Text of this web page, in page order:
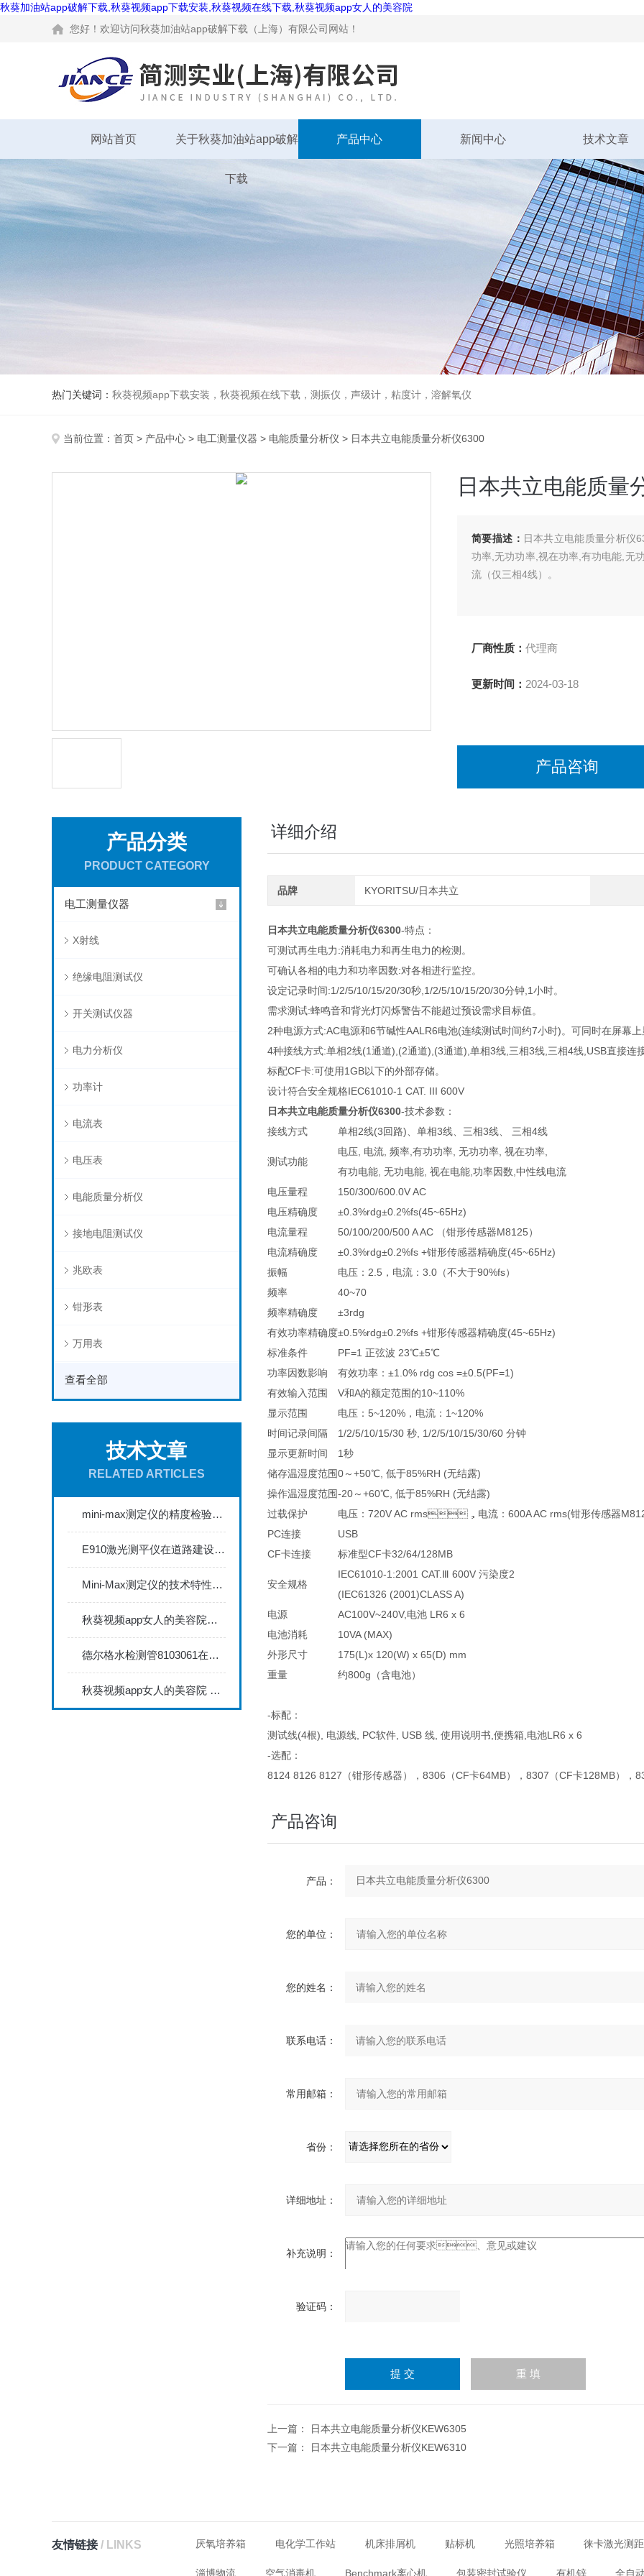
秋葵加油站app破解下载,秋葵视频app下载安装,秋葵视频在线下载,秋葵视频app女人的美容院
您好！欢迎访问秋葵加油站app破解下载（上海）有限公司网站！
网站首页 关于秋葵加油站app破解
下载
产品中心 新闻中心 技术文章
热门关键词： 秋葵视频app下载安装，秋葵视频在线下载，测振仪，声级计，粘度计，溶解氧仪
当前位置： 首页 > 产品中心 > 电工测量仪器 > 电能质量分析仪 > 日本共立电能质量分析仪6300
日本共立电能质量
简要描述： 日本共立电能质量分析仪
功率,无功功率,视在功率,有功电能,无
流（仅三相4线）。
厂商性质： 代理商
更新时间： 2024-03-18
产品咨询
产品分类
PRODUCT CATEGORY
电工测量仪器
X射线
绝缘电阻测试仪
开关测试仪器
电力分析仪
功率计
电流表
电压表
电能质量分析仪
接地电阻测试仪
兆欧表
钳形表
万用表
查看全部
技术文章
RELATED ARTICLES
mini-max测定仪的精度检验与校准方法探讨
E910激光测平仪在道路建设中的关键作用
Mini-Max测定仪的技术特性与典型应用场景深度解读
秋葵视频app女人的美容院秋葵视频app下载安装735FN1.5正确的校准步骤
德尔格水检测管8103061在压缩空气质量检测中的应用
秋葵视频app女人的美容院 minitest2500配N02探头如何两点校准？
详细介绍
品牌 KYORITSU/日本共立
日本共立电能质量分析仪6300-特点：
可测试再生电力:消耗电力和再生电力的检测。
可确认各相的电力和功率因数:对各相进行监控。
设定记录时间:1/2/5/10/15/20/30秒 ,1/2/5/10/15/20/30分钟 ,1小时。
需求测试:蜂鸣音和背光灯闪烁警告不能超过预设需求目标值。
2种电源方式:AC电源和6节碱性AALR6电池(连续测试时间约7小时)。可同时在屏幕
4种接线方式:单相2线(1通道),(2通道),(3通道), 单相3线 三相3线 三相4线 ,USB直接连接
标配CF卡:可使用1GB以下的外部存储。
设计符合安全规格IEC61010-1 CAT. III 600V
日本共立电能质量分析仪6300-技术参数：
接线方式
单相2线(3回路)、单相3线、三相3线、 三相4线
测试功能
电压, 电流, 频率,有功功率, 无功功率, 视在功率,
有功电能, 无功电能, 视在电能,功率因数,中性线电流
电压量程
150/300/600.0V AC
电压精确度
±0.3%rdg±0.2%fs(45~65Hz)
电流量程
50/100/200/500 A AC （钳形传感器M8125）
电流精确度
±0.3%rdg±0.2%fs +钳形传感器精确度(45~65Hz)
振幅
电压：2.5，电流：3.0（不大于90%fs）
频率
40~70
频率精确度
±3rdg
有效功率精确度±0.5%rdg±0.2%fs +钳形传感器精确度(45~65Hz)
标准条件
PF=1 正弦波 23℃±5℃
功率因数影响
有效功率：±1.0% rdg cos =±0.5(PF=1)
有效输入范围
V和A的额定范围的10~110%
显示范围
电压：5~120%，电流：1~120%
时间记录间隔
1/2/5/10/15/30 秒, 1/2/5/10/15/30/60 分钟
显示更新时间
1秒
储存温湿度范围0～+50℃, 低于85%RH (无结露)
操作温湿度范围-20～+60℃, 低于85%RH (无结露)
过载保护
电压：720V AC rms，电流：600A AC rms(钳形传感器
PC连接
USB
CF卡连接
标准型CF卡32/64/128MB
安全规格
IEC61010-1:2001 CAT.Ⅲ 600V 污染度2
(IEC61326 (2001)CLASS A)
电源
AC100V~240V,电池 LR6 x 6
电池消耗
10VA (MAX)
外形尺寸
175(L)x 120(W) x 65(D) mm
重量
约800g（含电池）
-标配：
测试线(4根), 电源线, PC软件, USB 线, 使用说明书,便携箱,电池LR6 x 6
-选配：
8124 8126 8127（钳形传感器），8306（CF卡64MB），8307（CF卡128MB）
产品咨询
产品：
您的单位：
您的姓名：
联系电话：
常用邮箱：
省份：
详细地址：
补充说明：
验证码：
入
计算结果（填写阿拉伯数
字），如：三加四=7
上一篇：
日本共立电能质量分析仪KEW6305
下一篇：
日本共立电能质量分析仪KEW6310
友情链接/ LINKS 厌氧培养箱 电化学工作站 机床排屑机 贴标机 光照培养箱 徕卡激光测
淄博物流 空气消毒机 Benchmark离心机 包装密封试验仪 有机锌 全自